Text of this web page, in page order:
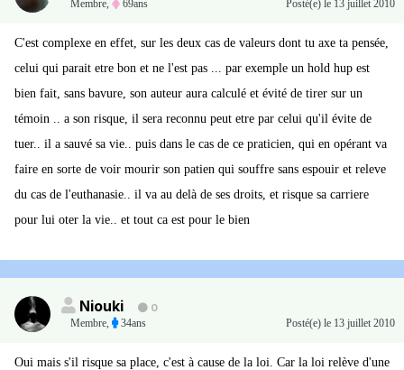
Membre 69ans Posté(e) le 13 juillet 2010
C'est complexe en effet, sur les deux cas de valeurs dont tu axe ta pensée,
celui qui parait etre bon et ne l'est pas ... par exemple un hold hup est
bien fait, sans bavure, son auteur aura calculé et évité de tirer sur un
témoin .. a son risque, il sera reconnu peut etre par celui qu'il évite de
tuer.. il a sauvé sa vie.. puis dans le cas de ce praticien, qui en opérant va
faire en sorte de voir mourir son patien qui souffre sans espouir et releve
du cas de l'euthanasie.. il va au delà de ses droits, et risque sa carriere
pour lui oter la vie.. et tout ca est pour le bien
Niouki
0
Membre
34ans Posté(e) le 13 juillet 2010
Oui mais s'il risque sa place, c'est à cause de la loi. Car la loi relève d'une